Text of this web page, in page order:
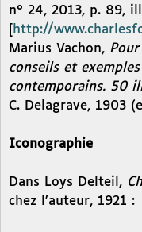
n° 24, 2013, p. 89,
http://
Marius Vachon,
conseils et
contemporains. 50
C. Delagrave, 1903
Iconographie
Dans Loys Delteil,
chez l’auteur, 1921 :